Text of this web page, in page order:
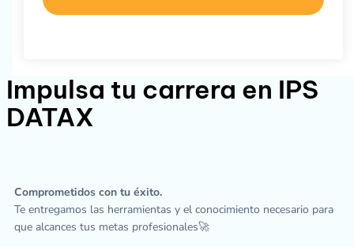
Impulsa tu carrera en IPS
DATAX
Comprometidos con tu éxito.
Te entregamos las herramientas y el conocimiento necesario para
que alcances tus metas profesionales🚀